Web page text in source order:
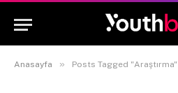
Anasayfa » Posts Tagged "Araştırma"